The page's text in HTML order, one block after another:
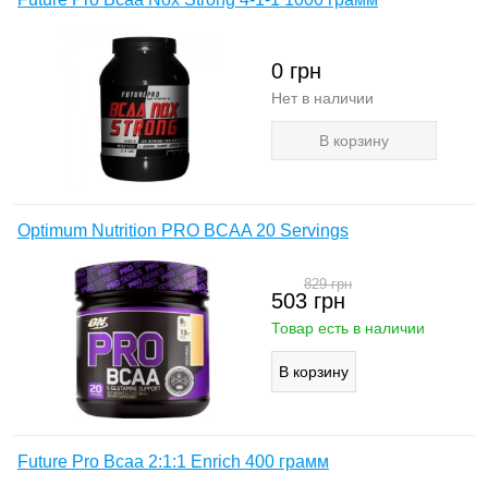
0 грн
Нет в наличии
В корзину
Optimum Nutrition PRO BCAA 20 Servings
503 грн
829грн
Товар есть в наличии
Future Pro Bcaa 2:1:1 Enrich 400 грамм